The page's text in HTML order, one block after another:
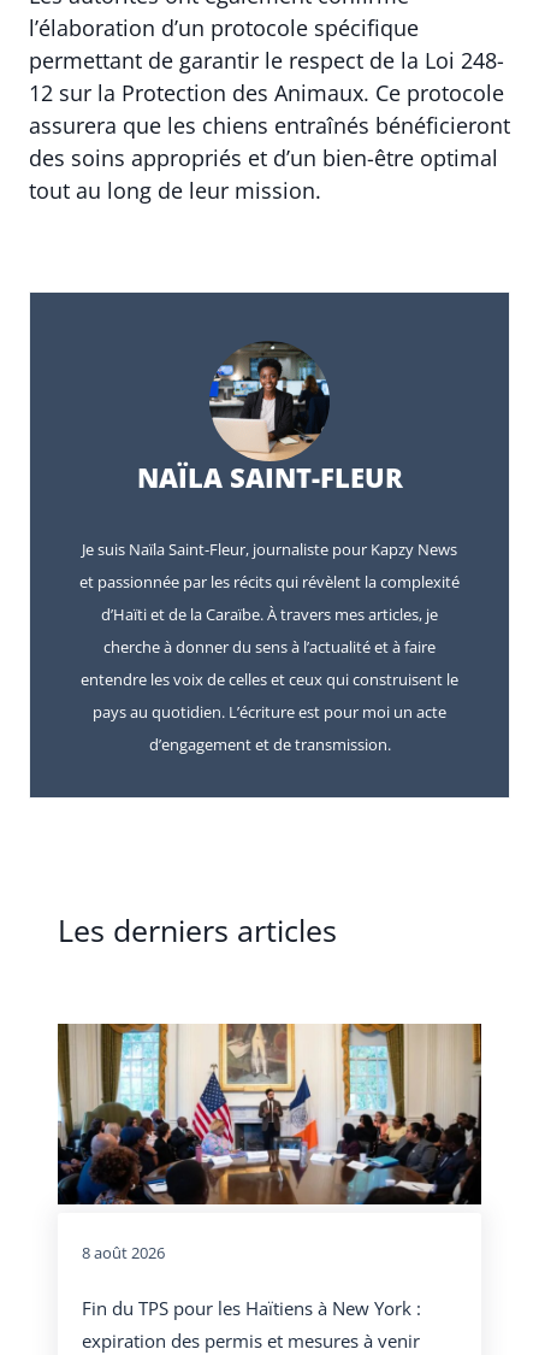
l’élaboration d’un protocole spécifique
permettant de garantir le respect de la Loi 248-
12 sur la Protection des Animaux. Ce protocole
assurera que les chiens entraînés bénéficieront
des soins appropriés et d’un bien-être optimal
tout au long de leur mission.
NAÏLA SAINT-FLEUR
Je suis Naïla Saint-Fleur, journaliste pour Kapzy News
et passionnée par les récits qui révèlent la complexité
d’Haïti et de la Caraïbe. À travers mes articles, je
cherche à donner du sens à l’actualité et à faire
entendre les voix de celles et ceux qui construisent le
pays au quotidien. L’écriture est pour moi un acte
d’engagement et de transmission.
Les derniers articles
8 août 2026
Fin du TPS pour les Haïtiens à New York :
expiration des permis et mesures à venir